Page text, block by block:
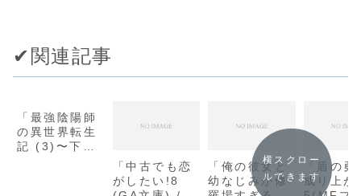
✔︎関連記事
「最強陰陽師
の異世界転生
記 (3)〜下僕
「中古でも恋
がしたい!8
「俺の彼女と
幼なじみが修
「盾の勇
成り上が
横スクロー
ルできます